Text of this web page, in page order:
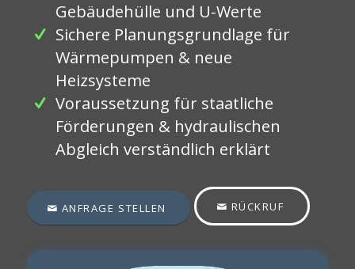
Gebäudehülle und U-Werte
Sichere Planungsgrundlage für
Wärmepumpen & neue
Heizsysteme
Voraussetzung für staatliche
Förderungen & hydraulischen
Abgleich verständlich erklärt
ANFRAGE STELLEN RÜCKRUF